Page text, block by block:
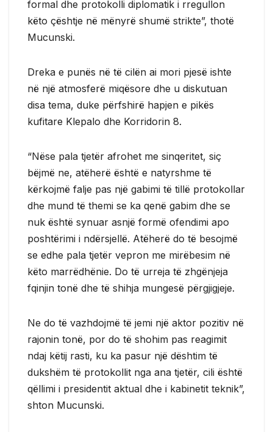
formal dhe protokolli diplomatik i rregullon
këto çështje në mënyrë shumë strikte”, thotë
Mucunski.
Dreka e punës në të cilën ai mori pjesë ishte
në një atmosferë miqësore dhe u diskutuan
disa tema, duke përfshirë hapjen e pikës
kufitare Klepalo dhe Korridorin 8.
“Nëse pala tjetër afrohet me sinqeritet, siç
bëjmë ne, atëherë është e natyrshme të
kërkojmë falje pas një gabimi të tillë protokollar
dhe mund të themi se ka qenë gabim dhe se
nuk është synuar asnjë formë ofendimi apo
poshtërimi i ndërsjellë. Atëherë do të besojmë
se edhe pala tjetër vepron me mirëbesim në
këto marrëdhënie. Do të urreja të zhgënjeja
fqinjin tonë dhe të shihja mungesë përgjigjeje.
Ne do të vazhdojmë të jemi një aktor pozitiv në
rajonin tonë, por do të shohim pas reagimit
ndaj këtij rasti, ku ka pasur një dështim të
dukshëm të protokollit nga ana tjetër, cili është
qëllimi i presidentit aktual dhe i kabinetit teknik”,
shton Mucunski.